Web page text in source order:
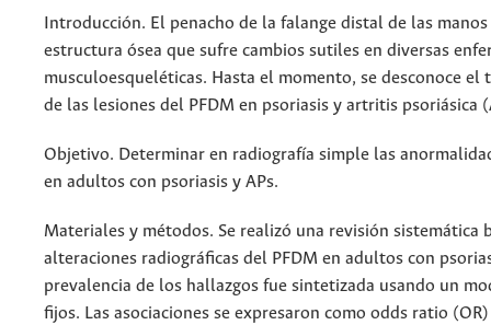
Introducción. El penacho de la falange distal de las
estructura ósea que sufre cambios sutiles en diversas
musculoesqueléticas. Hasta el momento, se desconoce el
de las lesiones del PFDM en psoriasis y artritis psoriásica
Objetivo. Determinar en radiografía simple las
en adultos con psoriasis y APs.
Materiales y métodos. Se realizó una revisión sistemática
alteraciones radiográficas del PFDM en adultos con
prevalencia de los hallazgos fue sintetizada usando un
fijos. Las asociaciones se expresaron como odds ratio